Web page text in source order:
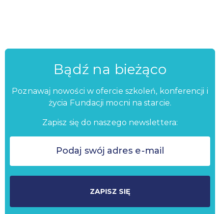
Bądź na bieżąco
Poznawaj nowości w ofercie szkoleń, konferencji i
życia Fundacji mocni na starcie.
Zapisz się do naszego newslettera:
ZAPISZ SIĘ